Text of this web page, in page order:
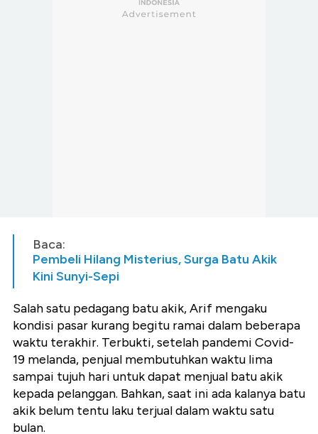
Baca:
Pembeli Hilang Misterius, Surga Batu Akik
Kini Sunyi-Sepi
Salah satu pedagang batu akik, Arif mengaku
kondisi pasar kurang begitu ramai dalam beberapa
waktu terakhir. Terbukti, setelah pandemi Covid-
19 melanda, penjual membutuhkan waktu lima
sampai tujuh hari untuk dapat menjual batu akik
kepada pelanggan. Bahkan, saat ini ada kalanya batu
akik belum tentu laku terjual dalam waktu satu
bulan.